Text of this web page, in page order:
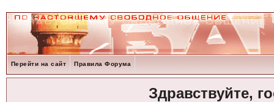
Перейти на сайт Правила Форума
Здравствуйте,